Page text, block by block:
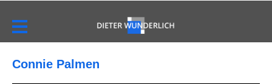
Connie Palmen